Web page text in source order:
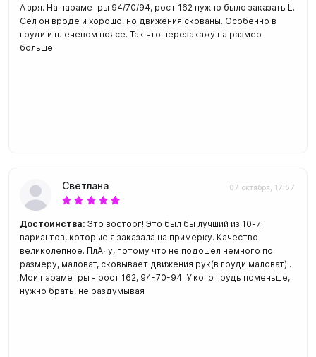
А зря. На параметры 94/70/94, рост 162 нужно было заказать L.
Сел он вроде и хорошо, но движения скованы. Особенно в
груди и плечевом поясе. Так что перезакажу на размер
больше.
Светлана 07 октября, 17:57
Достоинства: Это восторг! Это был бы лучший из 10-и
вариантов, которые я заказала на примерку. Качество
великолепное. ПлАчу, потому что не подошёл немного по
размеру, маловат, сковывает движения рук(в груди маловат) .
Мои параметры - рост 162, 94-70-94. У кого грудь поменьше,
нужно брать, не раздумывая